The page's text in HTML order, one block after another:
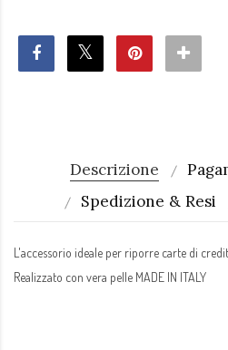
Descrizione
Spedizione & Resi
L'accessorio ideale per riporre carte di
Realizzato con vera pelle MADE IN ITALY